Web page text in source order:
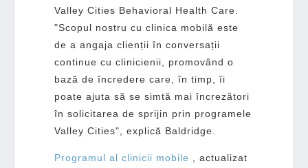
Valley Cities Behavioral Health Care.
"Scopul nostru cu clinica mobilă este
de a angaja clienții în conversații
continue cu clinicienii, promovând o
bază de încredere care, în timp, îi
poate ajuta să se simtă mai încrezători
în solicitarea de sprijin prin programele
Valley Cities", explică Baldridge.
Programul al clinicii mobile
, actualizat